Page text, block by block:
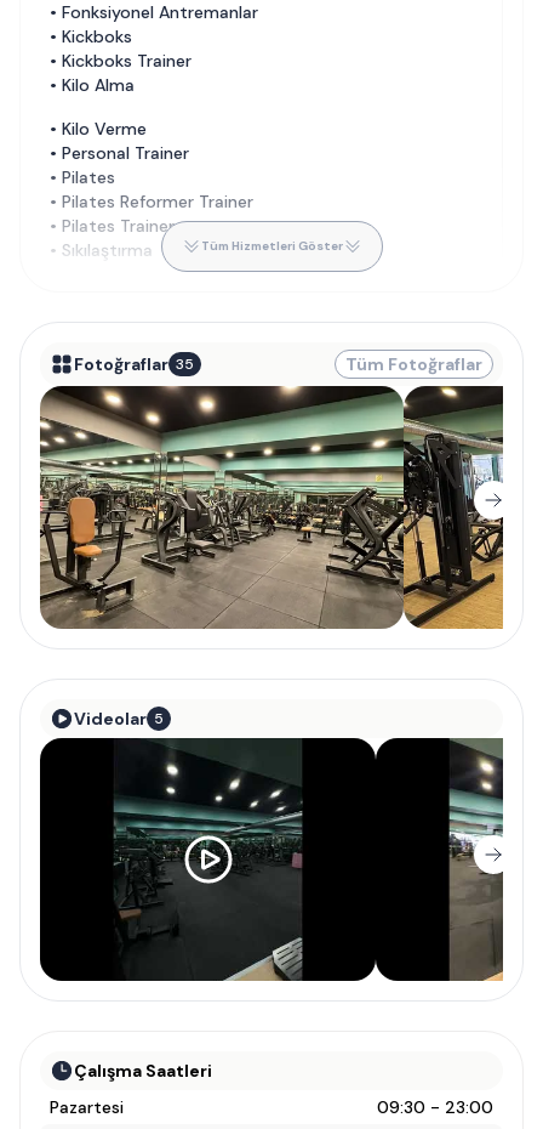
• Fonksiyonel Antremanlar
• Kickboks
• Kickboks Trainer
• Kilo Alma
• Kilo Verme
• Personal Trainer
• Pilates
• Pilates Reformer Trainer
• Pilates Trainer
• Sıkılaştırma Tüm Hizmetleri Göster
Fotoğraflar 35 Tüm Fotoğraflar
Videolar 5
Çalışma Saatleri
Pazartesi
09:30 - 23:00